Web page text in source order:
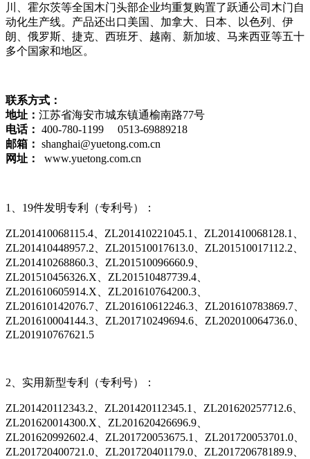
川、霍尔茨等全国木门头部企业均重复购置了跃通公司木门自
动化生产线。产品还出口美国、加拿大、日本、以色列、伊
朗、俄罗斯、捷克、西班牙、越南、新加坡、马来西亚等五十
多个国家和地区。
联系方式：
地址： 江苏省海安市城东镇通榆南路77号
电话： 400-780-1199 0513-69889218
邮箱： shanghai@yuetong.com.cn
网址：
www.yuetong.com.cn
1、19件发明专利（专利号）：
ZL201410068115.4、ZL201410221045.1、ZL201410068128.1、
ZL201410448957.2、ZL201510017613.0、ZL201510017112.2、
ZL201410268860.3、ZL201510096660.9、
ZL201510456326.X、ZL201510487739.4、
ZL201610605914.X、ZL201610764200.3、
ZL201610142076.7、ZL201610612246.3、ZL201610783869.7、
ZL201610004144.3、ZL201710249694.6、ZL202010064736.0、
ZL201910767621.5
2、实用新型专利（专利号）：
ZL201420112343.2、ZL201420112345.1、ZL201620257712.6、
ZL201620014300.X、ZL201620426696.9、
ZL201620992602.4、ZL201720053675.1、ZL201720053701.0、
ZL201720400721.0、ZL201720401179.0、ZL201720678189.9、